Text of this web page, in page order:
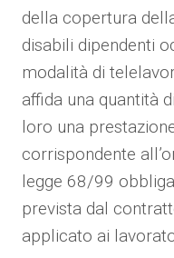
della copertura
disabili dipendenti
modalità di
affida una quantità
loro una
corrispondente
legge 68/99
prevista dal
applicato ai